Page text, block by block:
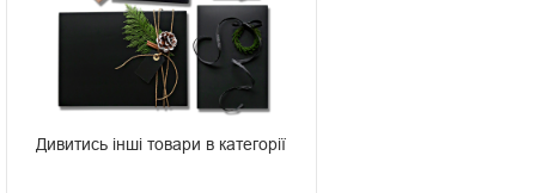
Дивитись інші товари в категорії